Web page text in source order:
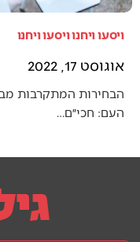
ויסעו ויחנו ויסעו ויחנו
אוגוסט 17, 2022
הבחירות המתקרבות
העם: חכי״ם…